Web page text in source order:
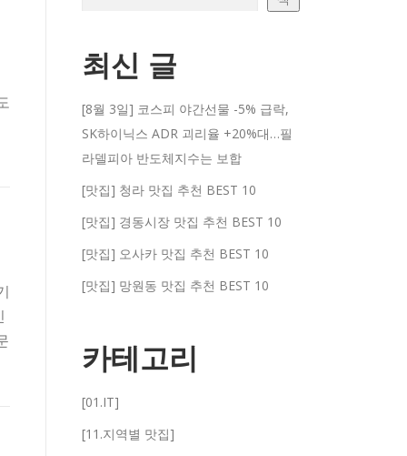
최신 글
[8월 3일] 코스피 야간선물 -5% 급락,
SK하이닉스 ADR 괴리율 +20%대…필
라델피아 반도체지수는 보합
[맛집] 청라 맛집 추천 BEST 10
[맛집] 경동시장 맛집 추천 BEST 10
[맛집] 오사카 맛집 추천 BEST 10
[맛집] 망원동 맛집 추천 BEST 10
카테고리
[01.IT]
[11.지역별 맛집]